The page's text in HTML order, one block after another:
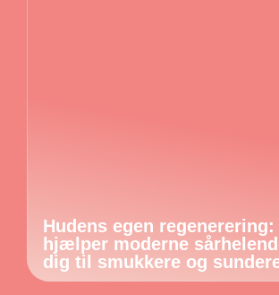
Hudens egen regenerering:
hjælper moderne
dig til smukkere og